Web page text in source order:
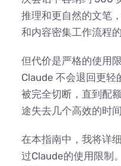
推理和更自然的文笔
和内容密集工作流程
但代价是严格的使用
Claude 不会退回更轻
被完全切断，直到配
途失去几个高效的时
在本指南中，我将详
过Claude的使用限制